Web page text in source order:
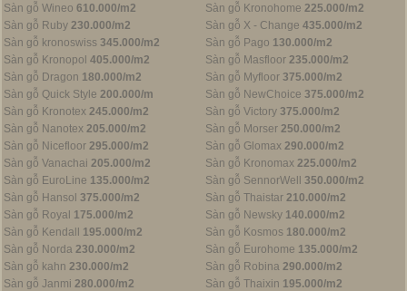
Sàn gỗ Wineo 610.000/m2 Sàn gỗ Kronohome 225.000/m2
Sàn gỗ Ruby 230.000/m2 Sàn gỗ X - Change 435.000/m2
Sàn gỗ kronoswiss 345.000/m2 Sàn gỗ Pago 130.000/m2
Sàn gỗ Kronopol 405.000/m2 Sàn gỗ Masfloor 235.000/m2
Sàn gỗ Dragon 180.000/m2 Sàn gỗ Myfloor 375.000/m2
Sàn gỗ Quick Style 200.000/m Sàn gỗ NewChoice 375.000/m2
Sàn gỗ Kronotex 245.000/m2 Sàn gỗ Victory 375.000/m2
Sàn gỗ Nanotex 205.000/m2 Sàn gỗ Morser 250.000/m2
Sàn gỗ Nicefloor 295.000/m2 Sàn gỗ Glomax 290.000/m2
Sàn gỗ Vanachai 205.000/m2 Sàn gỗ Kronomax 225.000/m2
Sàn gỗ EuroLine 135.000/m2 Sàn gỗ SennorWell 350.000/m2
Sàn gỗ Hansol 375.000/m2 Sàn gỗ Thaistar 210.000/m2
Sàn gỗ Royal 175.000/m2 Sàn gỗ Newsky 140.000/m2
Sàn gỗ Kendall 195.000/m2 Sàn gỗ Kosmos 180.000/m2
Sàn gỗ Norda 230.000/m2 Sàn gỗ Eurohome 135.000/m2
Sàn gỗ kahn 230.000/m2 Sàn gỗ Robina 290.000/m2
Sàn gỗ Janmi 280.000/m2 Sàn gỗ Thaixin 195.000/m2